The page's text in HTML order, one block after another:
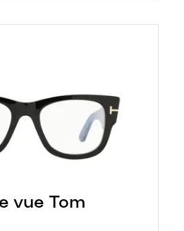
vue Tom